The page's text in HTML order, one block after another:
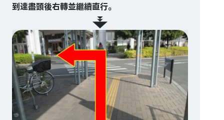
到達盡頭後右轉並繼續直行。